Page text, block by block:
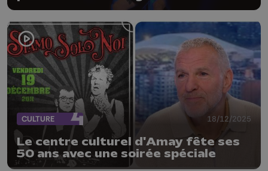
CULTURE 18/12/2025
Le centre culturel d'Amay fête ses
50 ans avec une soirée spéciale